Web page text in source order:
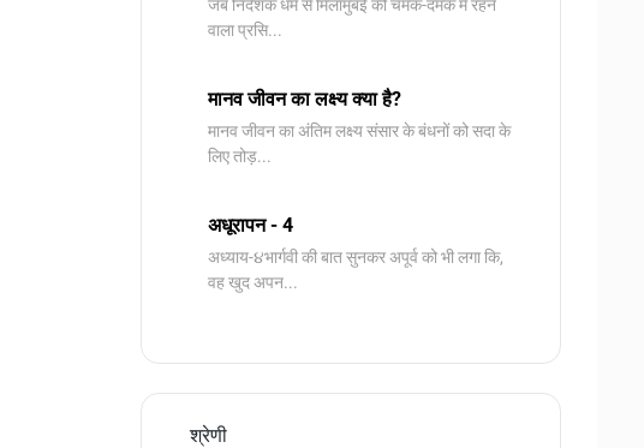
जब निर्देशक धर्म से मिलामुंबई की चमक-दमक में रहने
वाला प्रसि...
मानव जीवन का लक्ष्य क्या है?
मानव जीवन का अंतिम लक्ष्य संसार के बंधनों को सदा के
लिए तोड़...
अधूरापन - 4
अध्याय-૪भार्गवी की बात सुनकर अपूर्व को भी लगा कि,
वह खुद अपन...
श्रेणी